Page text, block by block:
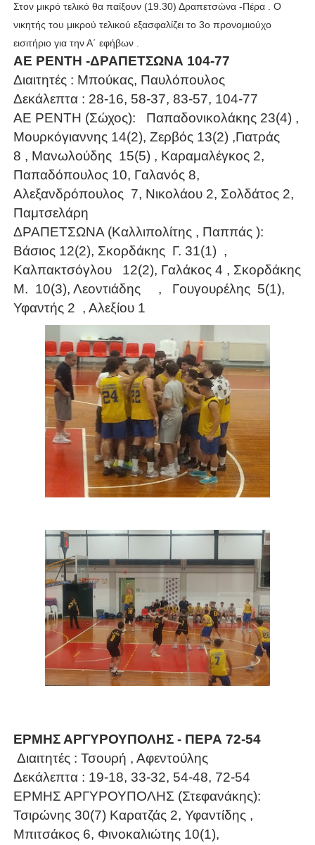
Στον μικρό τελικό θα παίξουν (19.30) Δραπετσώνα -Πέρα . Ο
νικητής του μικρού τελικού εξασφαλίζει το 3ο προνομιούχο
εισιτήριο για την Α΄ εφήβων .
ΑΕ ΡΕΝΤΗ -ΔΡΑΠΕΤΣΩΝΑ 104-77
Διαιτητές : Μπούκας, Παυλόπουλος
Δεκάλεπτα : 28-16, 58-37, 83-57, 104-77
ΑΕ ΡΕΝΤΗ (Σώχος): Παπαδονικολάκης 23(4) ,
Μουρκόγιαννης 14(2), Ζερβός 13(2) ,Γιατράς
8 , Μανωλούδης 15(5) , Καραμαλέγκος 2,
Παπαδόπουλος 10, Γαλανός 8,
Αλεξανδρόπουλος 7, Νικολάου 2, Σολδάτος 2,
Παμτσελάρη
ΔΡΑΠΕΤΣΩΝΑ (Καλλιπολίτης , Παππάς ):
Βάσιος 12(2), Σκορδάκης Γ. 31(1) ,
Καλπακτσόγλου 12(2), Γαλάκος 4 , Σκορδάκης
Μ. 10(3), Λεοντιάδης , Γουγουρέλης 5(1),
Υφαντής 2 , Αλεξίου 1
ΕΡΜΗΣ ΑΡΓΥΡΟΥΠΟΛΗΣ - ΠΕΡΑ 72-54
Διαιτητές : Τσουρή , Αφεντούλης
Δεκάλεπτα : 19-18, 33-32, 54-48, 72-54
ΕΡΜΗΣ ΑΡΓΥΡΟΥΠΟΛΗΣ (Στεφανάκης):
Τσιρώνης 30(7) Καρατζάς 2, Υφαντίδης ,
Μπιτσάκος 6, Φινοκαλιώτης 10(1),